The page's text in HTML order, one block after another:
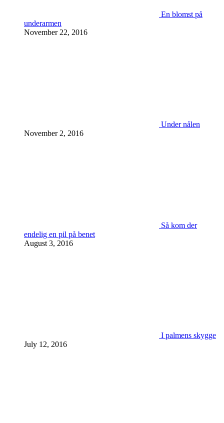
En blomst på
underarmen
November 22, 2016
Under nålen
November 2, 2016
Så kom der
endelig en pil på benet
August 3, 2016
I palmens skygge
July 12, 2016